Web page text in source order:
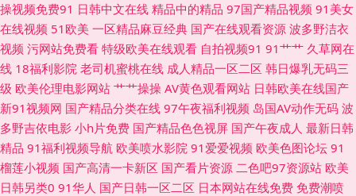
福利视频导航 日本女优婷婷 日韩深夜视频 午夜福利尤物 影音资源欧美性爱
91国产嫩草 97干网站 AV中亚aV 国产精品无毛自慰 四虎成人伦理 影音先锋
人妻 91黄页字幕网 AV在线资源站 国产密臀久久 精品一二区电影 女人的天
堂网 欧洲性爱av 四虎色综合 91超碰操逼18 91探花超碰 AV韩国网址 成人黄
色a片 国产区地址91 精品素人 美女黄网三级av 欧美日韩另类另类 日韩3级
操视频免费91 日韩中文在线 精品中的精品 97国产精品视频 91美女
在线视频 51欧美 一区精品麻豆经典 国产在线观看资源 波多野洁衣
视频 污网站免费看 特级欧美在线观看 自拍视频91 91艹艹 久草网在
线 18福利影院 老司机蜜桃在线 成人精品一区二区 韩日爆乳无码三
级 欧美伦理电影网站 艹艹操操 AV黄色观看网站 日韩欧美在线国产
新91视频网 国产精品分类在线 97午夜福利视频 岛国AV动作无码 波
多野吉依电影 小h片免费 国产精品色色视屏 国产午夜成人 最新日韩
精品 91福利视频导航 欧美喷水影院 91爱爱视频 欧美色图论坛 91
榴莲小视频 国产高清一卡新区 国产看片资源 二色吧97资源站 欧美
日韩另类0 91华人 国产日韩一区二区 日本网站在线免费 免费潮喷